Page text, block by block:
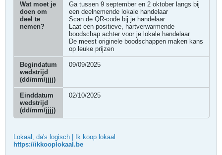
Wat moet je
doen om
deel te
nemen?
Ga tussen 9 september en 2 oktober langs bij
een deelnemende lokale handelaar
Scan de QR-code bij je handelaar
Laat een positieve, hartverwarmende
boodschap achter voor je lokale handelaar
De meest originele boodschappen maken kans
op leuke prijzen
Begindatum
wedstrijd
(dd/mm/jjjj)
09/09/2025
Einddatum
wedstrijd
(dd/mm/jjjj)
02/10/2025
Lokaal, da's logisch | Ik koop lokaal
https://ikkooplokaal.be